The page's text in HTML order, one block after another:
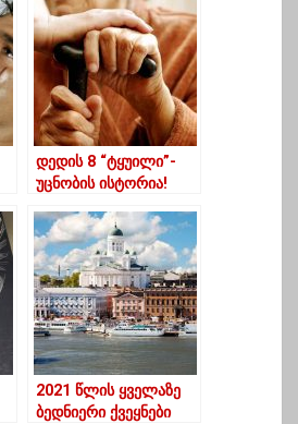
დედის 8 “ტყუილი”-
უცნობის ისტორია!
2021 წლის ყველაზე
ბედნიერი ქვეყნები